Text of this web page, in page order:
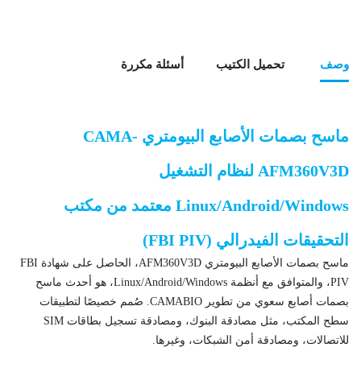
وصف تحميل الكتيب أسئلة مكررة
ماسح بصمات الأصابع البيومتري CAMA-
AFM360V3D لنظام التشغيل
Linux/Android/Windows معتمد من مكتب
التحقيقات الفيدرالي (FBI PIV)
ماسح بصمات الأصابع البيومتري AFM360V3D، الحاصل على شهادة FBI
PIV، والمتوافق مع أنظمة Linux/Android/Windows، هو أحدث ماسح
بصمات أصابع سعوي من تطوير CAMABIO. صُمم خصيصًا لتطبيقات
سطح المكتب، مثل مصادقة البنوك، ومصادقة تسجيل بطاقات SIM
للاتصالات، ومصادقة أمن الشبكات، وغيرها.